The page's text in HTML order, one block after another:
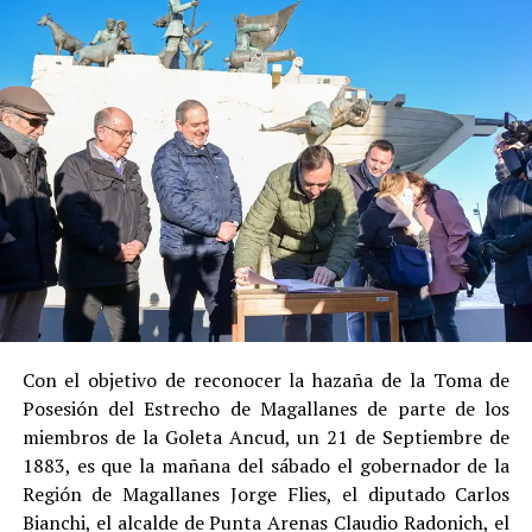
Social de Gendarmería.
Entre las razones que permitieron esta medida, según la
Justicia, se consideraron dosatenuantes:
Sucolaboración sustancial con la investigación,
al admitir los hechos.
Suconducta anterior irreprochable , al no
registrar antecedentes penales previos.
Estas circunstancias jurídicas, sumadas al
procedimiento abreviado, redujeron la posibilidad de un
cumplimiento efectivo en recinto penitenciario.
Indemnización a la víctima y nueva investigación
por ocultamiento de bienes
En el ámbito civil, elJuzgado de Letras de Castrodictó
Con el objetivo de reconocer la hazaña de la Toma de
Posesión del Estrecho de Magallanes de parte de los
miembros de la Goleta Ancud, un 21 de Septiembre de
1883, es que la mañana del sábado el gobernador de la
Región de Magallanes Jorge Flies, el diputado Carlos
Bianchi, el alcalde de Punta Arenas Claudio Radonich, el